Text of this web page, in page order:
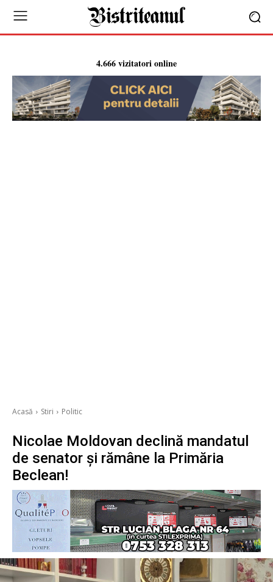
4.666 vizitatori online
Acasă Stiri Politic
Nicolae Moldovan declină mandatul
de senator și rămâne la Primăria
Beclean!